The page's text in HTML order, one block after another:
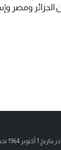
ومصر
1 أكتوبر 1964